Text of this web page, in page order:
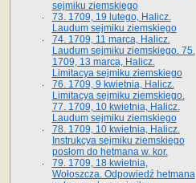
sejmiku ziemskiego
73. 1709, 19 lutego, Halicz.
Laudum sejmiku ziemskiego
74. 1709, 11 marca, Halicz.
Laudum sejmiku ziemskiego. 75.
1709, 13 marca, Halicz.
Limitacya sejmiku ziemskiego
76. 1709, 9 kwietnia, Halicz.
Limitacya sejmiku ziemskiego.
77. 1709, 10 kwietnia, Halicz.
Laudum sejmiku ziemskiego
78. 1709, 10 kwietnia, Halicz.
Instrukcya sejmiku ziemskiego
posłom do hetmana w. kor.
79. 1709, 18 kwietnia,
Wołoszcza. Odpowiedź hetmana